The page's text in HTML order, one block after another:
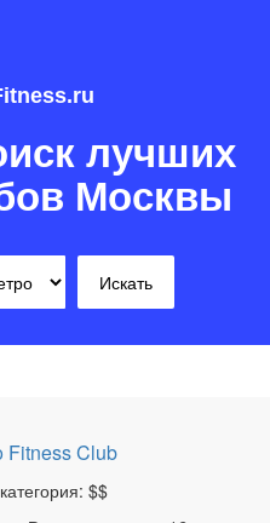
лучших
Москвы
Fitness Club
$$